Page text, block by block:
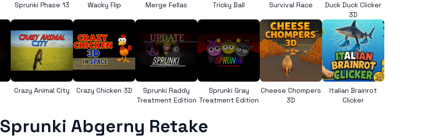
Sprunki Phase 13 Wacky Flip Merge Fellas Tricky Ball Survival Race
Duck Duck Clicker
3D
Crazy Animal City Crazy Chicken 3D
Sprunki Raddy
Treatment Edition
Sprunki Gray
Treatment Edition
Cheese Chompers
3D
Italian Brainrot
Clicker
Sprunki Abgerny Retake